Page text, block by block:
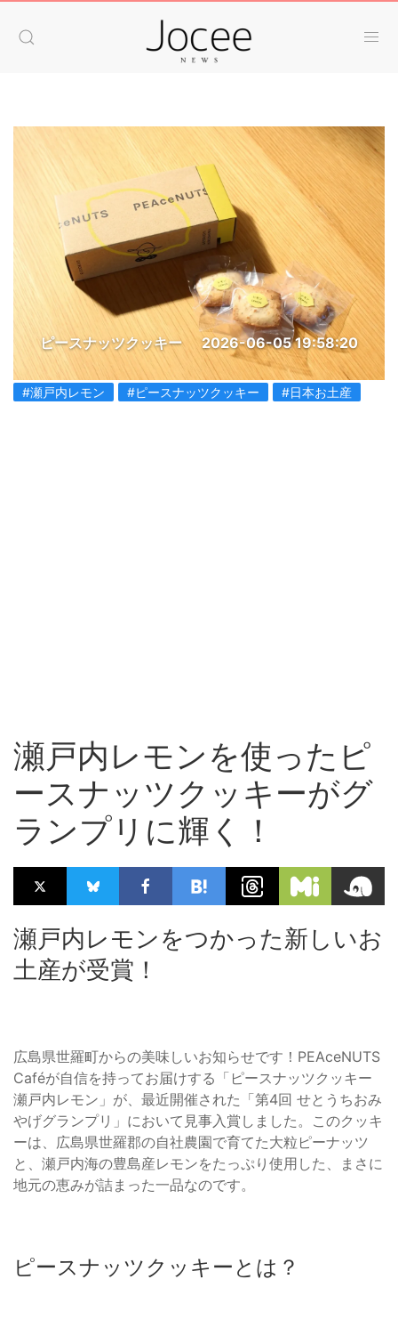
ピースナッツクッキー 2026-06-05 19:58:20
#瀬戸内レモン #ピースナッツクッキー #日本お土産
瀬戸内レモンを使ったピ
ースナッツクッキーがグ
ランプリに輝く！
瀬戸内レモンをつかった新しいお
土産が受賞！
広島県世羅町からの美味しいお知らせです！PEAceNUTS
Caféが自信を持ってお届けする「ピースナッツクッキー
瀬戸内レモン」が、最近開催された「第4回 せとうちおみ
やげグランプリ」において見事入賞しました。このクッキ
ーは、広島県世羅郡の自社農園で育てた大粒ピーナッツ
と、瀬戸内海の豊島産レモンをたっぷり使用した、まさに
地元の恵みが詰まった一品なのです。
ピースナッツクッキーとは？